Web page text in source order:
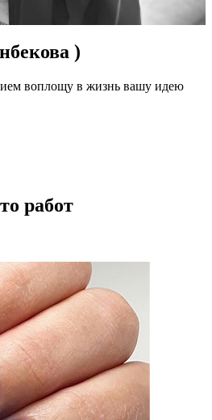
)
воплощу в жизнь вашу идею
работ